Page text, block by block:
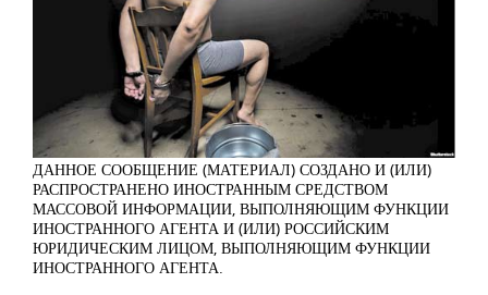
ДАННОЕ СООБЩЕНИЕ (МАТЕРИАЛ) СОЗДАНО И (ИЛИ)
РАСПРОСТРАНЕНО ИНОСТРАННЫМ СРЕДСТВОМ
МАССОВОЙ ИНФОРМАЦИИ, ВЫПОЛНЯЮЩИМ ФУНКЦИИ
ИНОСТРАННОГО АГЕНТА И (ИЛИ) РОССИЙСКИМ
ЮРИДИЧЕСКИМ ЛИЦОМ, ВЫПОЛНЯЮЩИМ ФУНКЦИИ
ИНОСТРАННОГО АГЕНТА.